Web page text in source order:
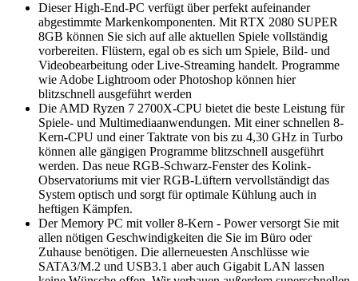
Dieser High-End-PC verfügt über perfekt aufeinander
abgestimmte Markenkomponenten. Mit RTX 2080 SUPER
8GB können Sie sich auf alle aktuellen Spiele vollständig
vorbereiten. Flüstern, egal ob es sich um Spiele, Bild- und
Videobearbeitung oder Live-Streaming handelt. Programme
wie Adobe Lightroom oder Photoshop können hier
blitzschnell ausgeführt werden
Die AMD Ryzen 7 2700X-CPU bietet die beste Leistung für
Spiele- und Multimediaanwendungen. Mit einer schnellen 8-
Kern-CPU und einer Taktrate von bis zu 4,30 GHz in Turbo
können alle gängigen Programme blitzschnell ausgeführt
werden. Das neue RGB-Schwarz-Fenster des Kolink-
Observatoriums mit vier RGB-Lüftern vervollständigt das
System optisch und sorgt für optimale Kühlung auch in
heftigen Kämpfen.
Der Memory PC mit voller 8-Kern - Power versorgt Sie mit
allen nötigen Geschwindigkeiten die Sie im Büro oder
Zuhause benötigen. Die allerneuesten Anschlüsse wie
SATA3/M.2 und USB3.1 aber auch Gigabit LAN lassen